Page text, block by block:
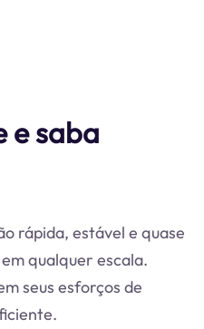
e saba
rápida, estável e quase
qualquer escala.
seus esforços de